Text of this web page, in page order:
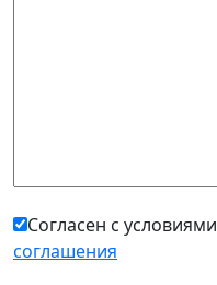
Согласен с условиями
соглашения